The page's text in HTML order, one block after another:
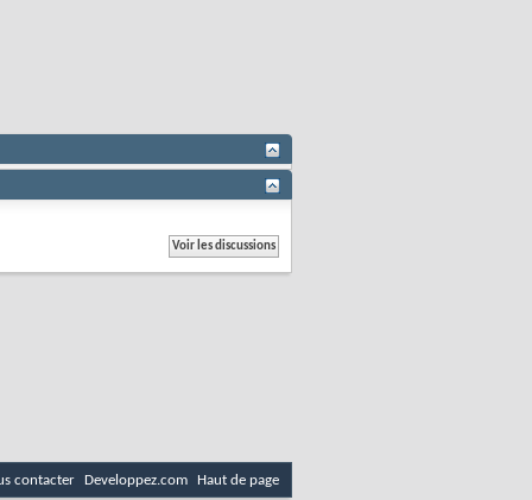
contacter Developpez.com Haut de page